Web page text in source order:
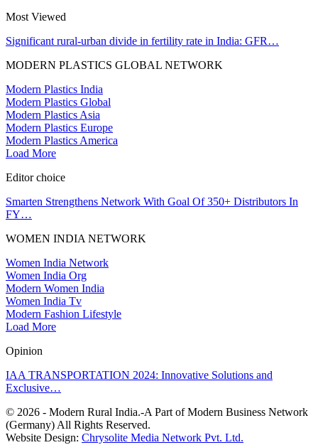
Most Viewed
Significant rural-urban divide in fertility rate in India: GFR…
MODERN PLASTICS GLOBAL NETWORK
Modern Plastics India
Modern Plastics Global
Modern Plastics Asia
Modern Plastics Europe
Modern Plastics America
Load More
Editor choice
Smarten Strengthens Network With Goal Of 350+ Distributors In
FY…
WOMEN INDIA NETWORK
Women India Network
Women India Org
Modern Women India
Women India Tv
Modern Fashion Lifestyle
Load More
Opinion
IAA TRANSPORTATION 2024: Innovative Solutions and
Exclusive…
© 2026 - Modern Rural India.-A Part of Modern Business Network
(Germany) All Rights Reserved.
Website Design: Chrysolite Media Network Pvt. Ltd.